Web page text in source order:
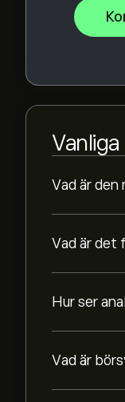
Vad är den
Vad är det
Hur ser
Vad är